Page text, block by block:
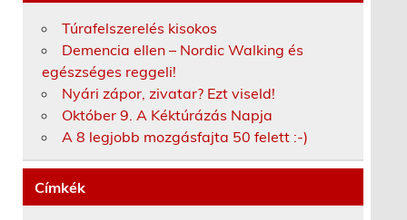
Túrafelszerelés kisokos
Demencia ellen – Nordic Walking és
egészséges reggeli!
Nyári zápor, zivatar? Ezt viseld!
Október 9. A Kéktúrázás Napja
A 8 legjobb mozgásfajta 50 felett :-)
Címkék